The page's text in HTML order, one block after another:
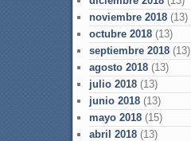
noviembre 2018(13)
octubre 2018(13)
septiembre 2018(13)
agosto 2018(13)
julio 2018(13)
junio 2018(13)
mayo 2018(15)
abril 2018(13)